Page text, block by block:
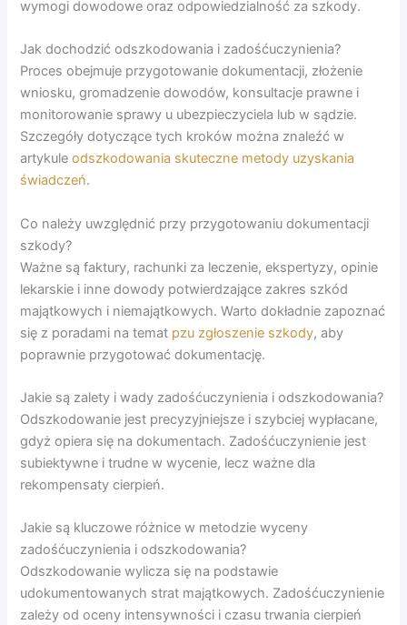
wymogi dowodowe oraz odpowiedzialność za szkody.
Jak dochodzić odszkodowania i zadośćuczynienia?
Proces obejmuje przygotowanie dokumentacji, złożenie
wniosku, gromadzenie dowodów, konsultacje prawne i
monitorowanie sprawy u ubezpieczyciela lub w sądzie.
Szczegóły dotyczące tych kroków można znaleźć w
artykuleodszkodowania skuteczne metody uzyskania
świadczeń.
Co należy uwzględnić przy przygotowaniu dokumentacji
szkody?
Ważne są faktury, rachunki za leczenie, ekspertyzy, opinie
lekarskie i inne dowody potwierdzające zakres szkód
majątkowych i niemajątkowych. Warto dokładnie zapoznać
się z poradami na temat pzu zgłoszenie szkody, aby
poprawnie przygotować dokumentację.
Jakie są zalety i wady zadośćuczynienia i odszkodowania?
Odszkodowanie jest precyzyjniejsze i szybciej wypłacane,
gdyż opiera się na dokumentach. Zadośćuczynienie jest
subiektywne i trudne w wycenie, lecz ważne dla
rekompensaty cierpień.
Jakie są kluczowe różnice w metodzie wyceny
zadośćuczynienia i odszkodowania?
Odszkodowanie wylicza się na podstawie
udokumentowanych strat majątkowych. Zadośćuczynienie
zależy od oceny intensywności i czasu trwania cierpień